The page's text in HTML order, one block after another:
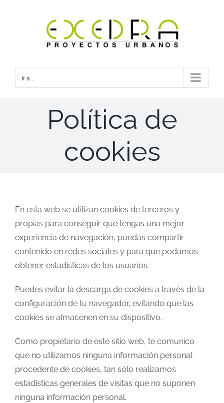
Ir a...
Política de
cookies
En esta web se utilizan cookies de terceros y
propias para conseguir que tengas una mejor
experiencia de navegación, puedas compartir
contenido en redes sociales y para que podamos
obtener estadísticas de los usuarios.
Puedes evitar la descarga de cookies a través de la
configuración de tu navegador, evitando que las
cookies se almacenen en su dispositivo.
Como propietario de este sitio web, te comunico
que no utilizamos ninguna información personal
procedente de cookies, tan sólo realizamos
estadísticas generales de visitas que no suponen
ninguna información personal.